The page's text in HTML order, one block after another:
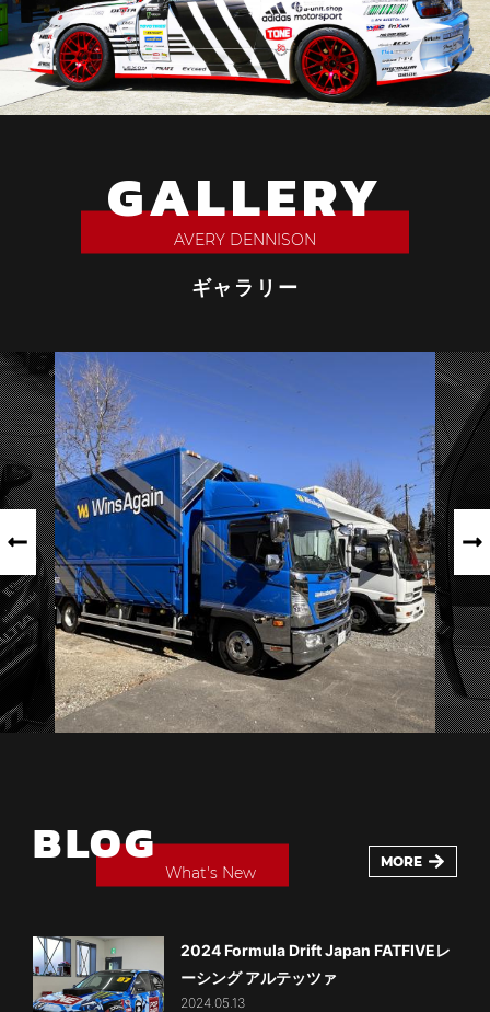
GALLERY
AVERY DENNISON
ギャラリー
BLOG What's New
MORE
2024 Formula Drift Japan FATFIVEレ
ーシング アルテッツァ
2024.05.13